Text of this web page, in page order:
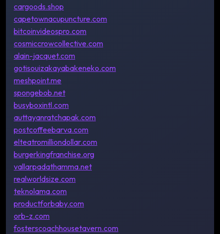
cargoods.shop
capetownacupuncture.com
bitcoinvideospro.com
cosmiccrowcollective.com
alain-jacquet.com
gotisouizakayabakeneko.com
meshpoint.me
spongebob.net
busyboxintl.com
auttayanratchapak.com
postcoffeebarva.com
elteatromilliondollar.com
burgerkingfranchise.org
vallarpadathamma.net
realworldsize.com
teknolama.com
productforbaby.com
orb-z.com
fosterscoachhousetavern.com